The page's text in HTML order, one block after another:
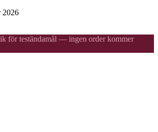
2026
för teständamål — ingen order kommer